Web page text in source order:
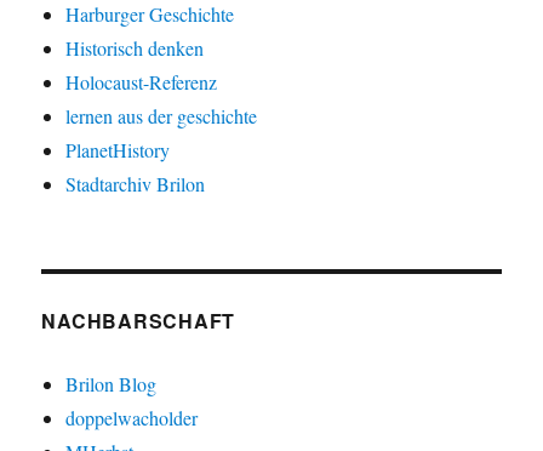
Harburger Geschichte
Historisch denken
Holocaust-Referenz
lernen aus der geschichte
PlanetHistory
Stadtarchiv Brilon
NACHBARSCHAFT
Brilon Blog
doppelwacholder